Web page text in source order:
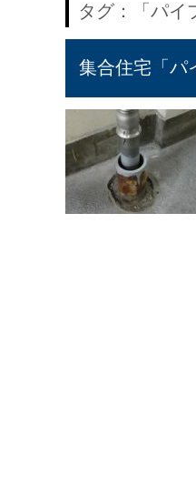
CU
専用
絶縁
規格
環境
タグ：「パイ
集合住宅「パ